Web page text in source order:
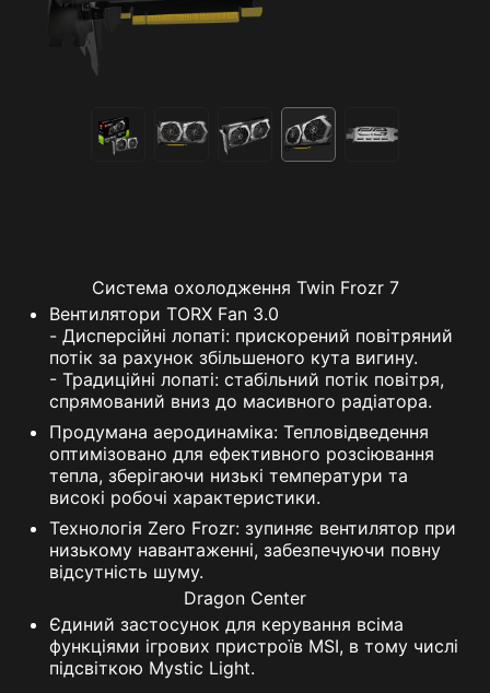
Система охолодження Twin Frozr 7
Вентилятори TORX Fan 3.0
- Дисперсійні лопаті: прискорений повітряний
потік за рахунок збільшеного кута вигину.
- Традиційні лопаті: стабільний потік повітря,
спрямований вниз до масивного радіатора.
Продумана аеродинаміка: Тепловідведення
оптимізовано для ефективного розсіювання
тепла, зберігаючи низькі температури та
високі робочі характеристики.
Технологія Zero Frozr: зупиняє вентилятор при
низькому навантаженні, забезпечуючи повну
відсутність шуму.
Dragon Center
Єдиний застосунок для керування всіма
функціями ігрових пристроїв MSI, в тому числі
підсвіткою Mystic Light.